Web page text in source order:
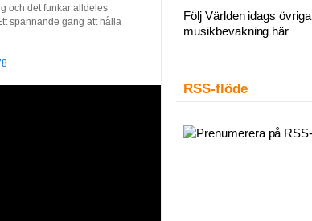
och det funkar alldeles
spännande gäng att hålla
Följ Världen idags övriga
musikbevakning här
RSS-flöde